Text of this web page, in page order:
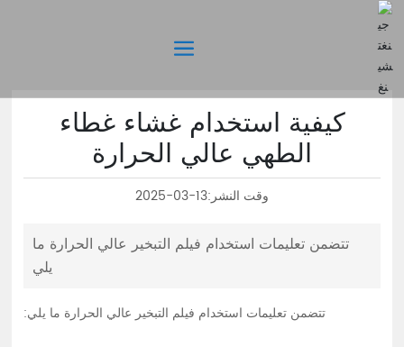
كيفية استخدام غشاء غطاء
الطهي عالي الحرارة
وقت النشر:2025-03-13
تتضمن تعليمات استخدام فيلم التبخير عالي الحرارة ما
يلي
تتضمن تعليمات استخدام فيلم التبخير عالي الحرارة ما يلي: